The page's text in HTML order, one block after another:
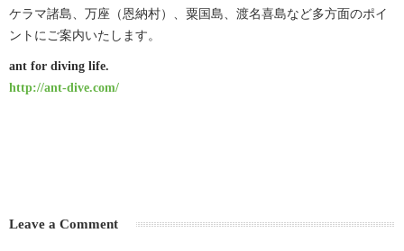
ケラマ諸島、万座（恩納村）、粟国島、渡名喜島など多方面のポイ
ントにご案内いたします。
ant for diving life.
http://ant-dive.com/
Leave a Comment